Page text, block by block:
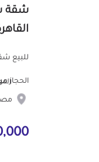
الحجاز ميدان